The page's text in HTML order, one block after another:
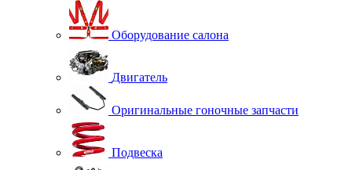
Оборудование салона
Двигатель
Оригинальные гоночные запчасти
Подвеска